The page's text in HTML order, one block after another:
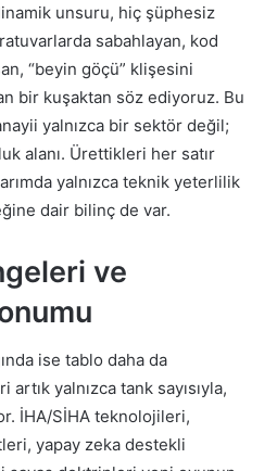
unsuru, hiç şüphesiz
sabahlayan, kod
“beyin göçü” klişesini
bir kuşaktan söz ediyoruz. Bu
yalnızca bir sektör değil;
alanı. Ürettikleri her satır
yalnızca teknik yeterlilik
dair bilinç de var.
ve
ise tablo daha da
yalnızca tank sayısıyla,
İHA/SİHA teknolojileri,
yapay zeka destekli